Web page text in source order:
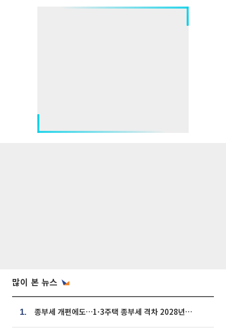
많이 본 뉴스
1. 종부세 개편에도…1·3주택 종부세 격차 2028년부터 확대